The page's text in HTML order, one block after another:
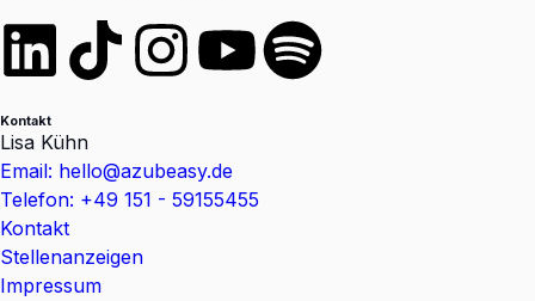
Kontakt
Lisa Kühn
Email: hello@azubeasy.de
Telefon: +49 151 - 59155455
Kontakt
Stellenanzeigen
Impressum